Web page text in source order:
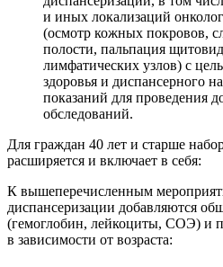
и иных локализаций
(осмотр кожных покровов,
полости, пальпация
лимфатических узлов) с
здоровья и диспансерного
показаний для проведения
обследований.
Для граждан 40 лет и старше
расширяется и включает в себя:
К вышеперечисленным
диспансеризации добавляются
(гемоглобин, лейкоциты, СОЭ) и
в зависимости от возраста: